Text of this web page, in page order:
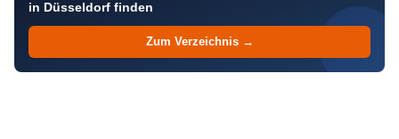
in Düsseldorf finden
Zum Verzeichnis →